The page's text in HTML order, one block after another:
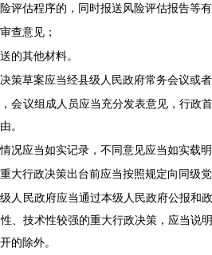
险评估程序的，同时报送风险评估报告等
查意见；
的其他材料。
策草案应当经县级人民政府常务会议或
会议组成人员应当充分发表意见，行政
。
况应当如实记录，不同意见应当如实载
大行政决策出台前应当按照规定向同级
人民政府应当通过本级人民政府公报和
、技术性较强的重大行政决策，应当说
的除外。